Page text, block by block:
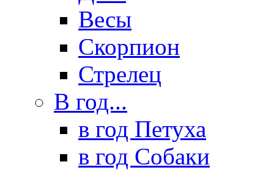
Весы
Скорпион
Стрелец
В год...
в год Петуха
в год Собаки